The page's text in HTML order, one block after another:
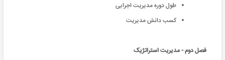
طول دوره مدیریت اجرایی
کسب دانش مدیریت
فصل دوم - مدیریت استراتژیک